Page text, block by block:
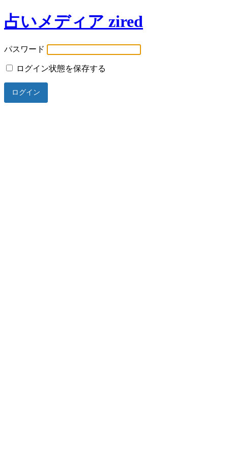
占いメディア zired
パスワード
ログイン状態を保存する